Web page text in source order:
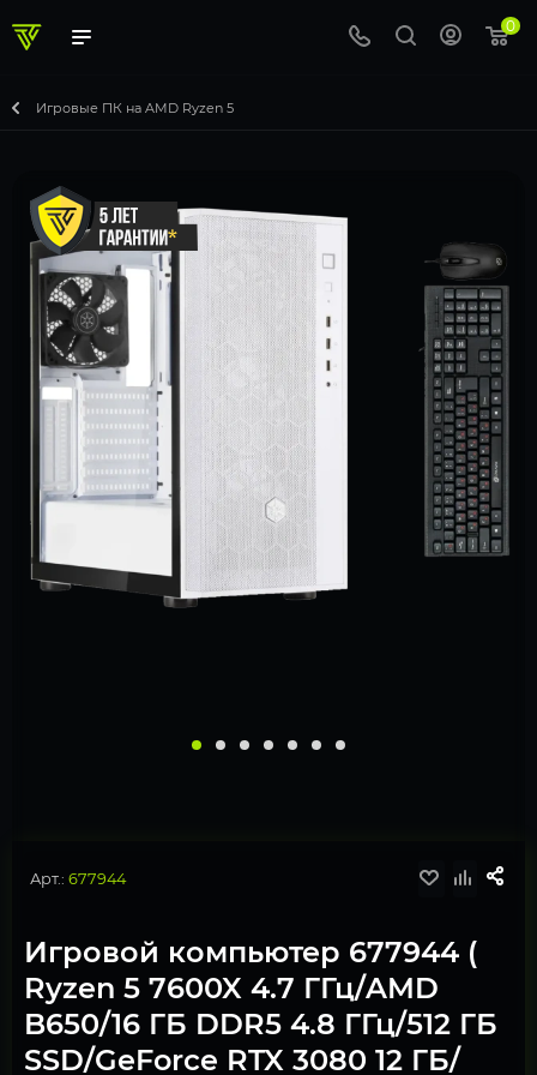
0
Игровые ПК на AMD Ryzen 5
Арт.: 677944
Игровой компьютер 677944 (
Ryzen 5 7600X 4.7 ГГц/AMD
B650/16 ГБ DDR5 4.8 ГГц/512 ГБ
SSD/GeForce RTX 3080 12 ГБ/